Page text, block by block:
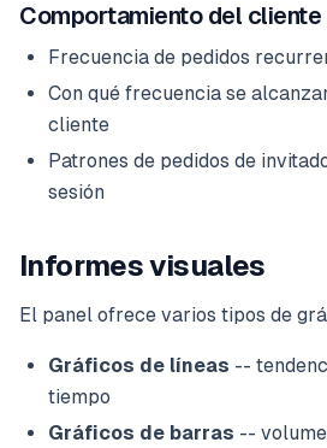
Comportamiento del cliente
Frecuencia de pedidos
Con qué frecuencia se
cliente
Patrones de pedidos de
sesión
Informes visuales
El panel ofrece varios tipos de
Gráficos de líneas --
tiempo
Gráficos de barras --